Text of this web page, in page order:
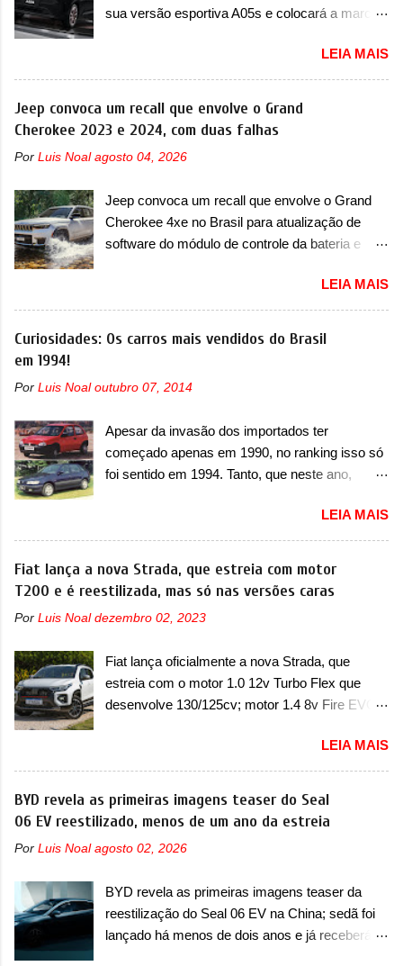
sua versão esportiva A05s e colocará a marca
apresentando uma rápida expansão na China
em termos de portfólio. Apoiada pela Stellantis,
a marca confirmou a estreia de um novo
modelo compacto à sua linha. Posicionado
primeiras imagens teaser do A05, que nas
esportiva, o A05s. Previsto para ser lançado
ainda neste ano na China, o compacto elétrico
colocará a Leapmotor para concorrer com uma
BYD Dolphin e Geely EX2. Visualmente, o A05
conta com um design já visto por outros
modelos da marca, em especial do SUV
SUV, o A05 nasce com um design que está
possui faróis com um desenho mais retangular,
com um pequeno prolongamento para as
laterais. Os faróis cont...
LEIA MAIS
Jeep convoca um recall que envolve o Grand
Cherokee 2023 e 2024, com duas falhas
Por Luis Noal agosto 04, 2026
Jeep convoca um recall que envolve o Grand
Cherokee 4xe no Brasil para atualização de
software do módulo de controle da bateria e
Jeep convocou no dia 10 de outubro de 2025
um chamado que envolve os proprietários do
Grand Cherokee 4xe, em sua versão única
unidades afetadas precisam retornar a uma
dois problemas. O primeiro deles será uma
atualização do software do módulo de controle
da bateria (AHCP e HCP). Para alguns veículos
verificação e, se necessário, a substituição do
motor do ventilador HVAC (aquecimento,
ventilação e ar-condicionado). A marca também
confirmou que “foi identificada a possibilidade de
uma sobrecarga do microprocessador do
poderá causar a perda de força motriz,
requerendo a atualização do software do
modulo de...
LEIA MAIS
Curiosidades: Os carros mais vendidos do Brasil
em 1994!
Por Luis Noal outubro 07, 2014
Apesar da invasão dos importados ter
começado apenas em 1990, no ranking isso só
foi sentido em 1994. Tanto, que neste ano,
começar pelo Chevrolet Corsa, o mais
destacado deles no ranking que perdurou no
nosso mercado até início de 2012 e com
certeza foi um grandioso lançamento da
ano também era lançada a nova geração do
ganhava uma nova geração feita do zero,
apelidada de "Bolinha" por suas formas
arredondadas. Além do Gol, outro Volkswagen
versão hatchback do Logus que chegava
depois de um ano de atraso. A invasão de 1994
foi marcava pelos franceses, alemães,
japoneses e coreanos que chegaram
arrancando corações em nosso mercado. Os
vendas em 1994 foram o Renault R19 que
vinha em 3 versões de carroceria, sendo duas
do hatch e o sedan, a famosa Kia Besta, o Vol...
LEIA MAIS
Fiat lança a nova Strada, que estreia com motor
T200 e é reestilizada, mas só nas versões caras
Por Luis Noal dezembro 02, 2023
Fiat lança oficialmente a nova Strada, que
estreia com o motor 1.0 12v Turbo Flex que
desenvolve 130/125cv; motor 1.4 8v Fire EVO
oficialmente a nova Strada, que aparece com
mudanças visuais e com uma nova opção de
motor. Depois da picape compacta receber o
câmbio automático CVT no ano passado, a Fiat
motor 1.0 12v Turbo Flex, conhecido como
Strada soube ser mutável com avanços
importantes que a concorrência nunca
conseguiu acompanhar e agora ela abre uma
LEIA MAIS
BYD revela as primeiras imagens teaser do Seal
06 EV reestilizado, menos de um ano da estreia
Por Luis Noal agosto 02, 2026
BYD revela as primeiras imagens teaser da
reestilização do Seal 06 EV na China; sedã foi
lançado há menos de dois anos e já receberá a